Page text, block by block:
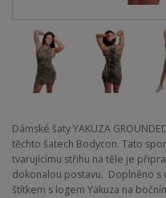
Dámské šaty YAKUZA
těchto šatech Bodycon. Tato
tvarujícímu střihu na těle je
dokonalou postavu. Doplněno s
štítkem s logem Yakuza na